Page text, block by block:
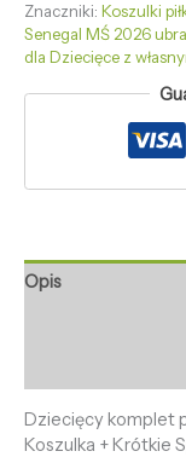
Znaczniki: Koszulki
Senegal MŚ 2026
dla Dziecięce z
Opis
Dziecięcy komplet
Koszulka + Krótkie